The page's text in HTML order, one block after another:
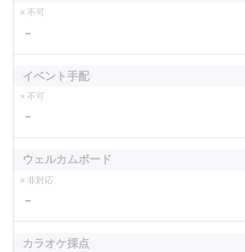
× 不可
－
イベント手配
× 不可
－
ウェルカムボード
× 非対応
－
カラオケ採点